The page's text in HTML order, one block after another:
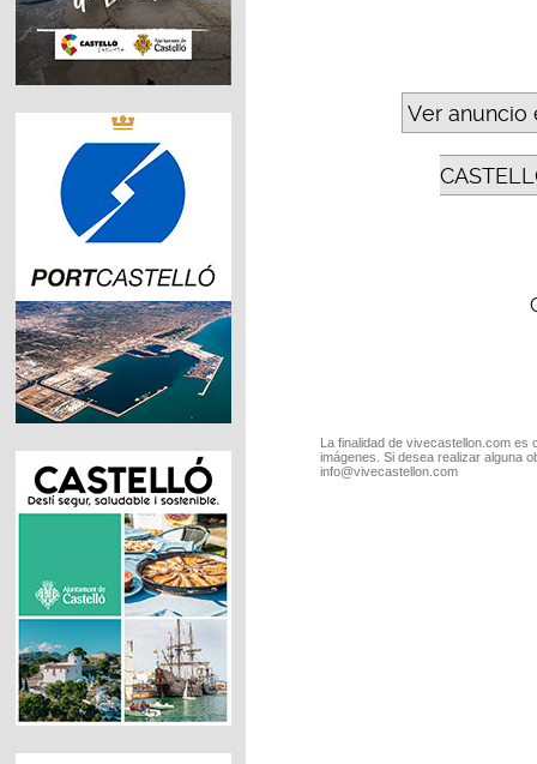
Ver anuncio
La finalidad de vivecastellon.com
imágenes. Si desea realizar alguna
info@vivecastellon.com